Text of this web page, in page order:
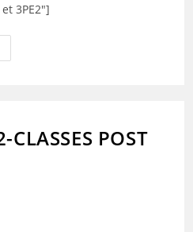
3PE2"]
CLASSES POST